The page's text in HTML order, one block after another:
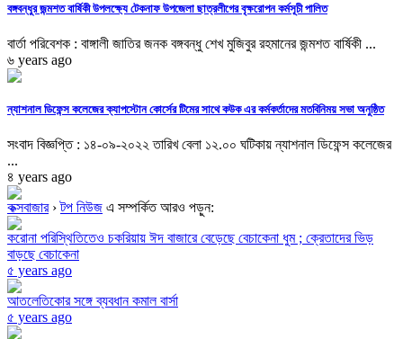
বঙ্গবন্ধুর জন্মশত বার্ষিকী উপলক্ষ্যে টেকনাফ উপজেলা ছাত্রলীগের বৃক্ষরোপন কর্মসূচী পালিত
বার্তা পরিবেশক : বাঙ্গালী জাতির জনক বঙ্গবন্ধু শেখ মুজিবুর রহমানের জন্মশত বার্ষিকী ...
৬ years ago
ন্যাশনাল ডিফেন্স কলেজের ক্যাপস্টোন কোর্সের টিমের সাথে কউক এর কর্মকর্তাদের মতবিনিময় সভা অনুষ্ঠিত
সংবাদ বিজ্ঞপ্তি : ১৪-০৯-২০২২ তারিখ বেলা ১২.০০ ঘটিকায় ন্যাশনাল ডিফেন্স কলেজের
...
৪ years ago
কক্সবাজার›টপ নিউজ এ সম্পর্কিত আরও পড়ুন:
করোনা পরিস্থিতিতেও চকরিয়ায় ঈদ বাজারে বেড়েছে বেচাকেনা ধুম ; ক্রেতাদের ভিড়
বাড়ছে বেচাকেনা
৫ years ago
আতলেতিকোর সঙ্গে ব্যবধান কমাল বার্সা
৫ years ago